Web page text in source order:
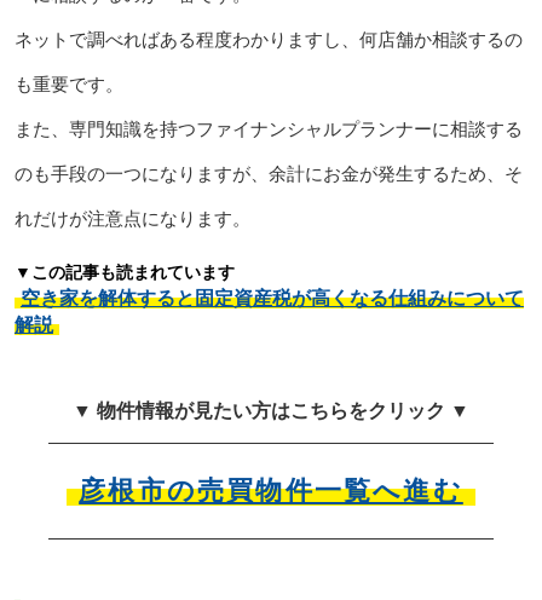
ネットで調べればある程度わかりますし、何店舗か相談するの
も重要です。
また、専門知識を持つファイナンシャルプランナーに相談する
のも手段の一つになりますが、余計にお金が発生するため、そ
れだけが注意点になります。
▼この記事も読まれています
空き家を解体すると固定資産税が高くなる仕組みについて
解説
▼ 物件情報が見たい方はこちらをクリック ▼
彦根市の売買物件一覧へ進む